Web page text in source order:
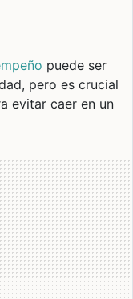
puede ser
pero es crucial
evitar caer en un